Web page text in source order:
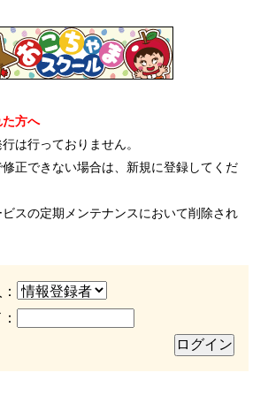
た方へ
は行っておりません。
修正できない場合は、新規に登録してくだ
ビスの定期メンテナンスにおいて削除され